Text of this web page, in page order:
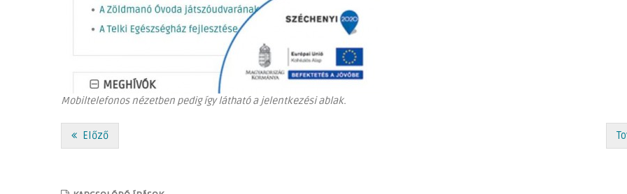
Mobiltelefonos nézetben pedig így látható a jelentkezési ablak.
Előző